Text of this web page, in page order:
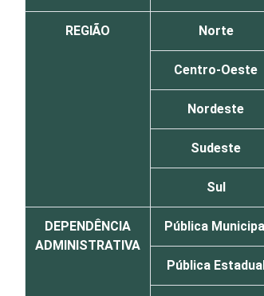
REGIÃO Norte
Centro-Oeste
Nordeste
Sudeste
Sul
DEPENDÊNCIA
ADMINISTRATIVA
Pública
Pública